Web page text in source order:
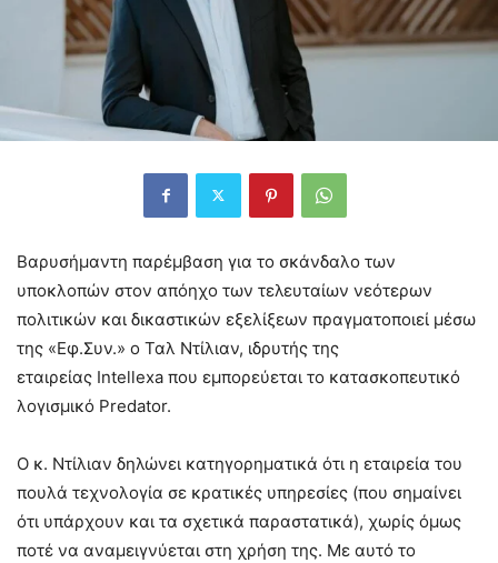
Βαρυσήμαντη παρέμβαση για το σκάνδαλο των
υποκλοπών στον απόηχο των τελευταίων νεότερων
πολιτικών και δικαστικών εξελίξεων πραγματοποιεί μέσω
της «Εφ.Συν.» ο Ταλ Ντίλιαν, ιδρυτής της
εταιρείας Intellexa που εμπορεύεται το κατασκοπευτικό
λογισμικό Predator.
Ο κ. Ντίλιαν δηλώνει κατηγορηματικά ότι η εταιρεία του
πουλά τεχνολογία σε κρατικές υπηρεσίες (που σημαίνει
ότι υπάρχουν και τα σχετικά παραστατικά), χωρίς όμως
ποτέ να αναμειγνύεται στη χρήση της. Με αυτό το